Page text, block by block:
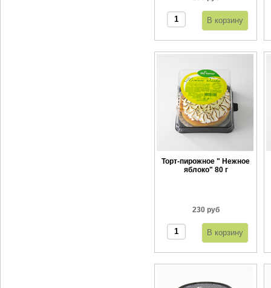
Торт-пирожное " Нежное
яблоко" 80 г
230 руб